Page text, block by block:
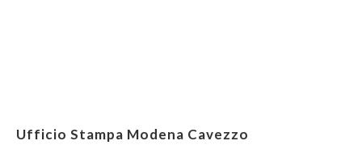
Ufficio Stampa Modena Cavezzo